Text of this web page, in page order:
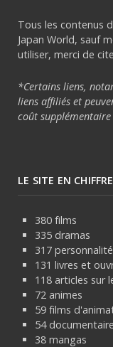
Tous les contenus
Japan World, sauf
utiliser, merci de
*Certains liens,
liens affiliés et
coût supplémentaire
LE SITE EN
380 films
335 dramas
317
131 livres et
118 articles sur
72 animes
59 films
54
38 mangas